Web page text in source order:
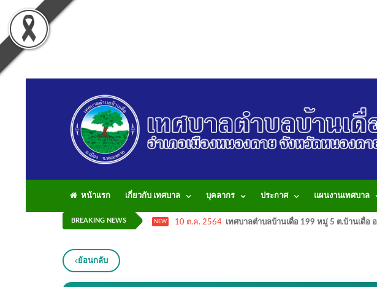
หน้าแรก เกี่ยวกับ เทศบาล บุคลากร ประกาศ แผนงานเทศบาล
BREAKING NEWS NEW 10 ต.ค. 2564 เทศบาลตำบลบ้านเดื่อ 199 หมู่ 5 ต.บ้านเดื่อ
ย้อนกลับ